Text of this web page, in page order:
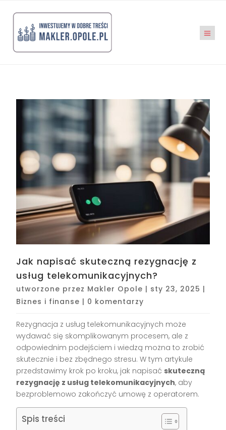
Jak napisać skuteczną rezygnację z
usług telekomunikacyjnych?
utworzone przez Makler Opole | sty 23, 2025 |
Biznes i finanse | 0 komentarzy
Rezygnacja z usług telekomunikacyjnych może
wydawać się skomplikowanym procesem, ale z
odpowiednim podejściem i wiedzą można to zrobić
skutecznie i bez zbędnego stresu. W tym artykule
przedstawimy krok po kroku, jak napisać skuteczną
rezygnację z usług telekomunikacyjnych, aby
bezproblemowo zakończyć umowę z operatorem.
Spis treści